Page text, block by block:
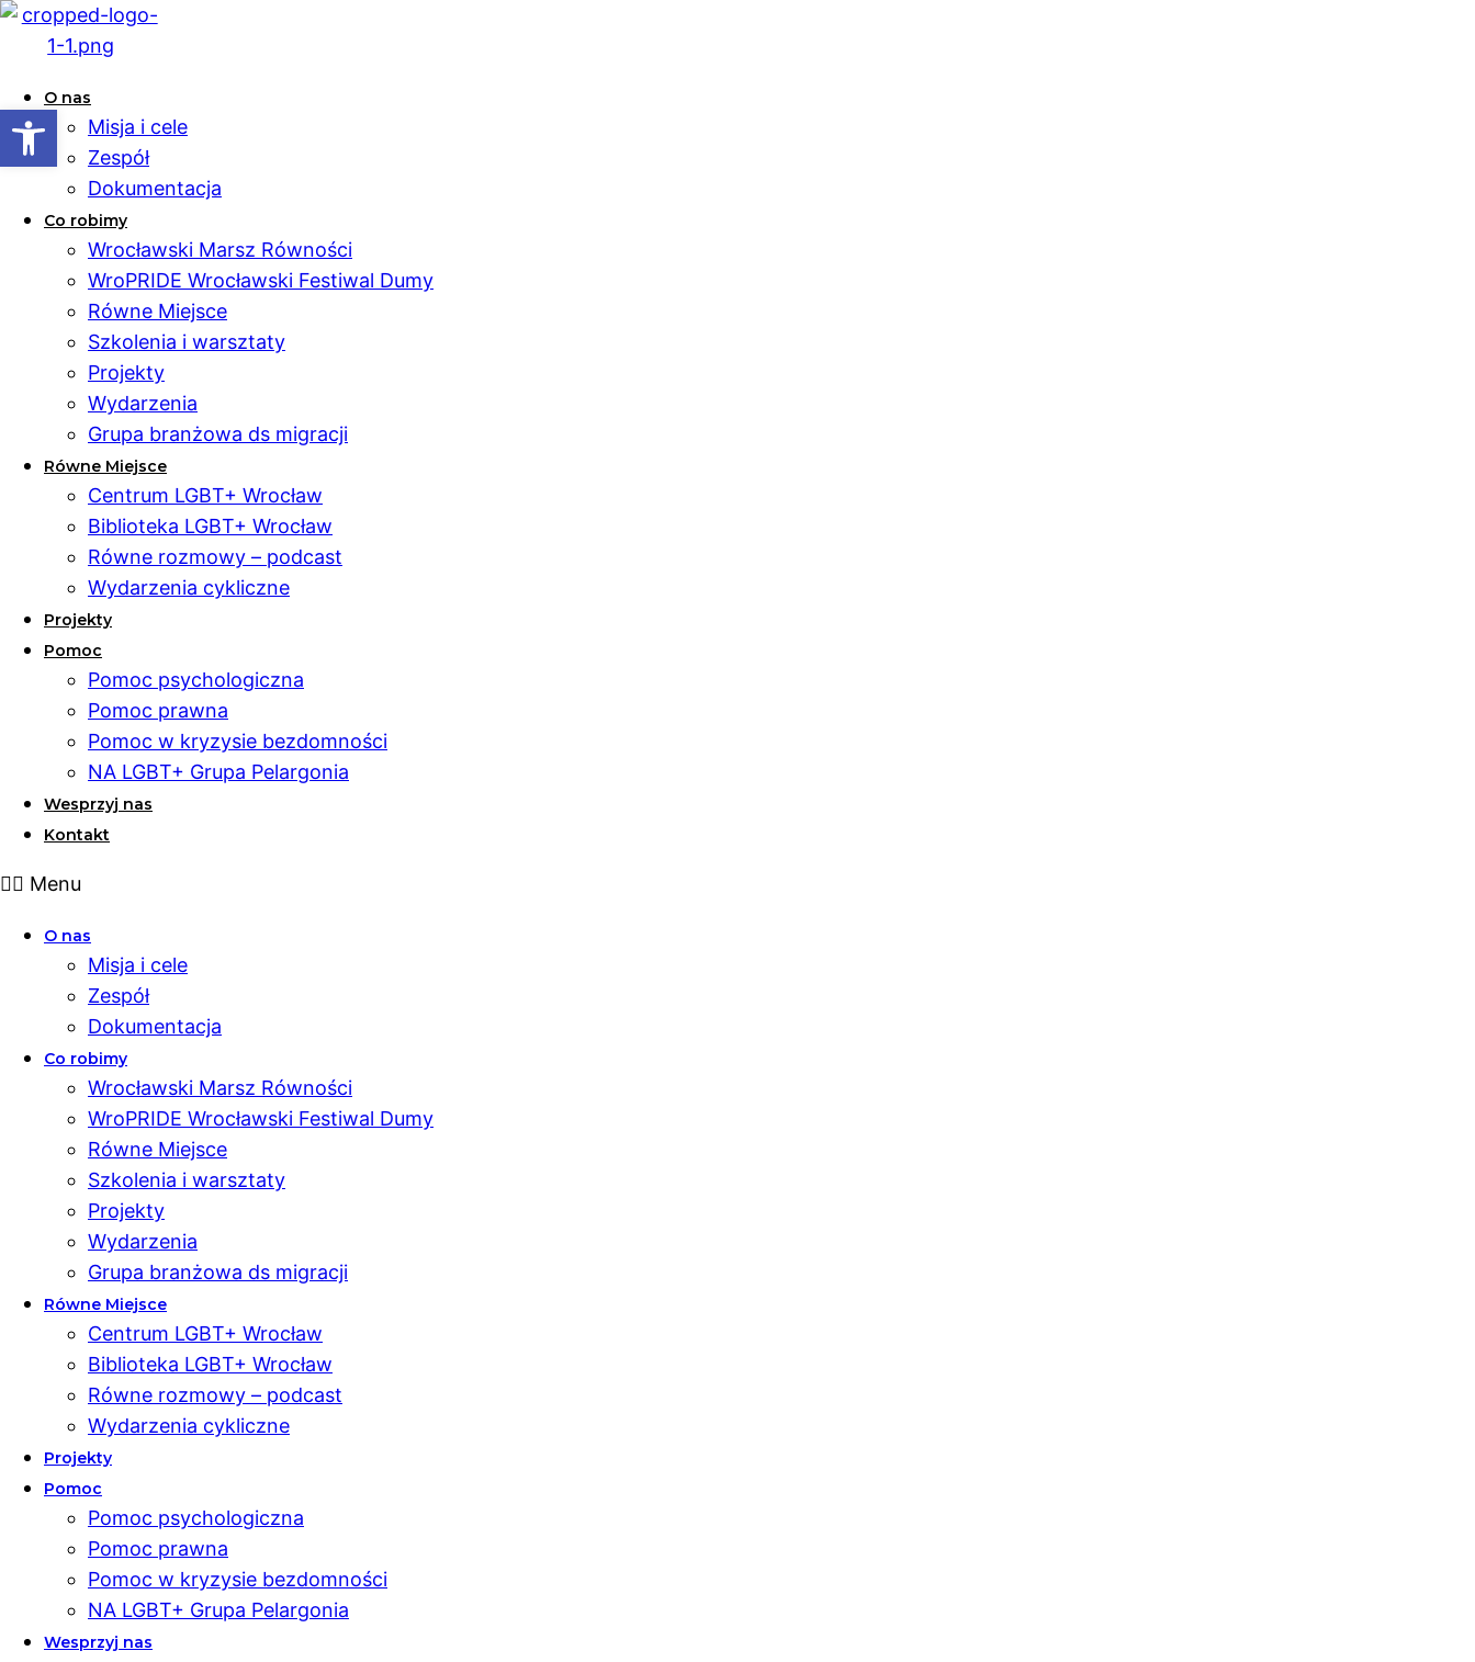
Open toolbar
O nas
Misja i cele
Zespół
Dokumentacja
Co robimy
Wrocławski Marsz Równości
WroPRIDE Wrocławski Festiwal Dumy
Równe Miejsce
Szkolenia i warsztaty
Projekty
Wydarzenia
Grupa branżowa ds migracji
Równe Miejsce
Centrum LGBT+ Wrocław
Biblioteka LGBT+ Wrocław
Równe rozmowy – podcast
Wydarzenia cykliczne
Projekty
Pomoc
Pomoc psychologiczna
Pomoc prawna
Pomoc w kryzysie bezdomności
NA LGBT+ Grupa Pelargonia
Wesprzyj nas
Kontakt
Menu
O nas
Misja i cele
Zespół
Dokumentacja
Co robimy
Wrocławski Marsz Równości
WroPRIDE Wrocławski Festiwal Dumy
Równe Miejsce
Szkolenia i warsztaty
Projekty
Wydarzenia
Grupa branżowa ds migracji
Równe Miejsce
Centrum LGBT+ Wrocław
Biblioteka LGBT+ Wrocław
Równe rozmowy – podcast
Wydarzenia cykliczne
Projekty
Pomoc
Pomoc psychologiczna
Pomoc prawna
Pomoc w kryzysie bezdomności
NA LGBT+ Grupa Pelargonia
Wesprzyj nas